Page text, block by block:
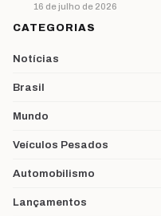
16 de julho de 2026
CATEGORIAS
Notícias
Brasil
Mundo
Veículos Pesados
Automobilismo
Lançamentos